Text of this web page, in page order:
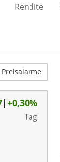
Rendite
Preisalarme
|+0,30%
Tag